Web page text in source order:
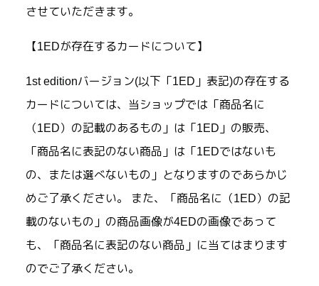
させていただきます。
【1EDが存在するカードについて】
1st editionバージョン(以下「1ED」表記)の存在する
カードについては、当ショップでは「商品名に
（1ED）の記載のあるもの」は「1ED」の販売、
「商品名に表記のない商品」は「1EDではないも
の、または選べないもの」となりますのであらかじ
めご了承ください。 また、「商品名に（1ED）の記
載のないもの」の商品画像が4EDの画像であって
も、「商品名に表記のない商品」に当てはまります
のでご了承ください。